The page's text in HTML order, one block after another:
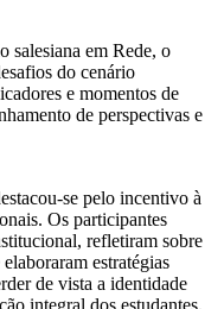
salesiana em Rede, o
do cenário
e momentos de
de perspectivas e
se pelo incentivo à
Os participantes
refletiram sobre
estratégias
de vista a identidade
integral dos estudantes.